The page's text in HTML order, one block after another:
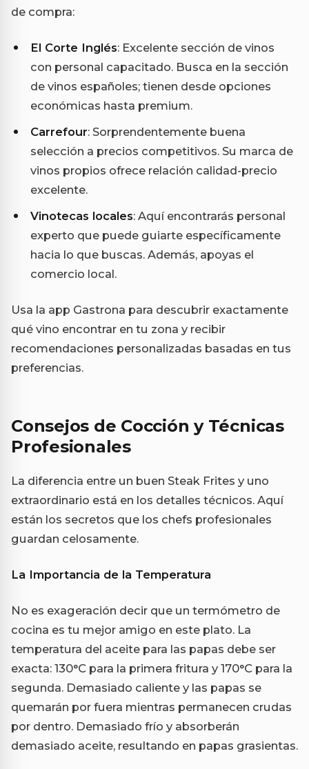
de compra:
El Corte Inglés: Excelente sección de vinos
con personal capacitado. Busca en la sección
de vinos españoles; tienen desde opciones
económicas hasta premium.
Carrefour: Sorprendentemente buena
selección a precios competitivos. Su marca de
vinos propios ofrece relación calidad-precio
excelente.
Vinotecas locales: Aquí encontrarás personal
experto que puede guiarte específicamente
hacia lo que buscas. Además, apoyas el
comercio local.
Usa la app Gastrona para descubrir exactamente
qué vino encontrar en tu zona y recibir
recomendaciones personalizadas basadas en tus
preferencias.
Consejos de Cocción y Técnicas
Profesionales
La diferencia entre un buen Steak Frites y uno
extraordinario está en los detalles técnicos. Aquí
están los secretos que los chefs profesionales
guardan celosamente.
La Importancia de la Temperatura
No es exageración decir que un termómetro de
cocina es tu mejor amigo en este plato. La
temperatura del aceite para las papas debe ser
exacta: 130°C para la primera fritura y 170°C para la
segunda. Demasiado caliente y las papas se
quemarán por fuera mientras permanecen crudas
por dentro. Demasiado frío y absorberán
demasiado aceite, resultando en papas grasientas.